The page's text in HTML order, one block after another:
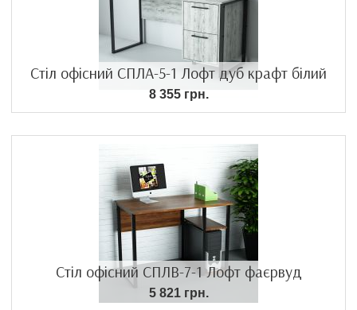
Стіл офісний СПЛА-5-1 Лофт дуб крафт білий
8 355 грн.
Стіл офісний СПЛВ-7-1 Лофт фаєрвуд
5 821 грн.